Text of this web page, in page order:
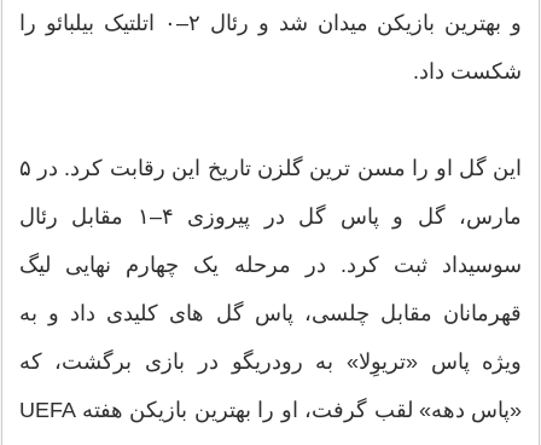
و بهترین بازیکن میدان شد و رئال ۲–۰ اتلتیک بیلبائو را
شکست داد.
این گل او را مسن ترین گلزن تاریخ این رقابت کرد. در ۵
مارس، گل و پاس گل در پیروزی ۴–۱ مقابل رئال
سوسیداد ثبت کرد. در مرحله یک چهارم نهایی لیگ
قهرمانان مقابل چلسی، پاس گل های کلیدی داد و به
ویژه پاس «تریوِلا» به رودریگو در بازی برگشت، که
«پاس دهه» لقب گرفت، او را بهترین بازیکن هفته UEFA